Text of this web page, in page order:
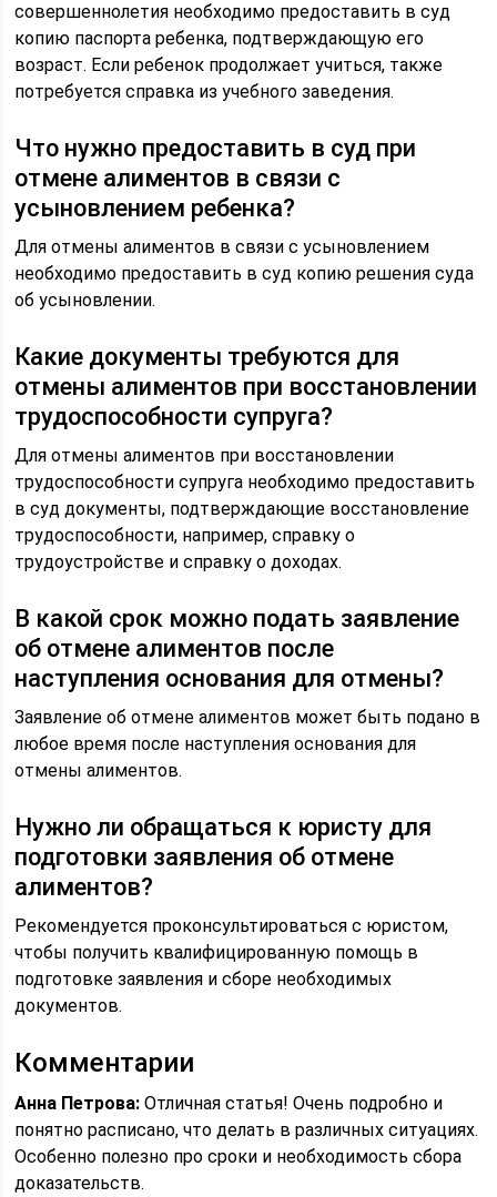
совершеннолетия необходимо предоставить в суд
копию паспорта ребенка, подтверждающую его
возраст. Если ребенок продолжает учиться, также
потребуется справка из учебного заведения.
Что нужно предоставить в суд при
отмене алиментов в связи с
усыновлением ребенка?
Для отмены алиментов в связи с усыновлением
необходимо предоставить в суд копию решения суда
об усыновлении.
Какие документы требуются для
отмены алиментов при восстановлении
трудоспособности супруга?
Для отмены алиментов при восстановлении
трудоспособности супруга необходимо предоставить
в суд документы, подтверждающие восстановление
трудоспособности, например, справку о
трудоустройстве и справку о доходах.
В какой срок можно подать заявление
об отмене алиментов после
наступления основания для отмены?
Заявление об отмене алиментов может быть подано в
любое время после наступления основания для
отмены алиментов.
Нужно ли обращаться к юристу для
подготовки заявления об отмене
алиментов?
Рекомендуется проконсультироваться с юристом,
чтобы получить квалифицированную помощь в
подготовке заявления и сборе необходимых
документов.
Комментарии
Анна Петрова: Отличная статья! Очень подробно и
понятно расписано, что делать в различных ситуациях.
Особенно полезно про сроки и необходимость сбора
доказательств.